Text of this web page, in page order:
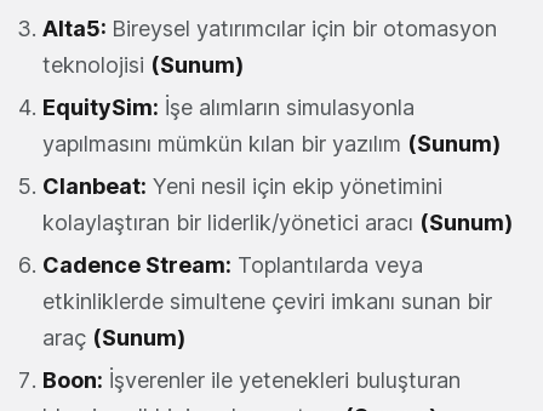
Alta5: Bireysel yatırımcılar için bir otomasyon
teknolojisi (Sunum)
EquitySim: İşe alımların simulasyonla
yapılmasını mümkün kılan bir yazılım (Sunum)
Clanbeat: Yeni nesil için ekip yönetimini
kolaylaştıran bir liderlik/yönetici aracı (Sunum)
Cadence Stream: Toplantılarda veya
etkinliklerde simultene çeviri imkanı sunan bir
araç (Sunum)
Boon: İşverenler ile yetenekleri buluşturan